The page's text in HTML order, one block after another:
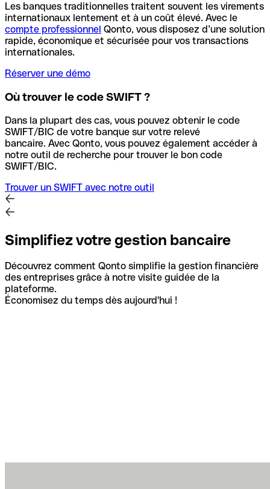
Les banques traditionnelles traitent souvent les virements
internationaux lentement et à un coût élevé. Avec le
compte professionnel Qonto, vous disposez d’une solution
rapide, économique et sécurisée pour vos transactions
internationales.
Réserver une démo
Où trouver le code SWIFT ?
Dans la plupart des cas, vous pouvez obtenir le code
SWIFT/BIC de votre banque sur votre relevé
bancaire. Avec Qonto, vous pouvez également accéder à
notre outil de recherche pour trouver le bon code
SWIFT/BIC.
Trouver un SWIFT avec notre outil
Simplifiez votre gestion bancaire
Découvrez comment Qonto simplifie la gestion financière
des entreprises grâce à notre visite guidée de la
plateforme.
Économisez du temps dès aujourd'hui !